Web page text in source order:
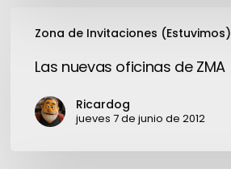
Zona de Invitaciones (Estuvimos)
nuevas
Las nuevas oficinas de ZMA
Ricardog
jueves 7 de junio de 2012